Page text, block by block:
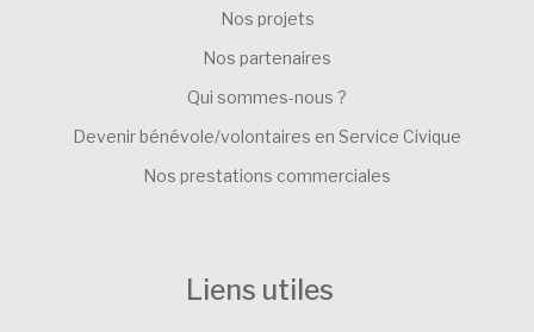
Nos projets
Nos partenaires
Qui sommes-nous ?
Devenir bénévole/volontaires en Service Civique
Nos prestations commerciales
Liens utiles